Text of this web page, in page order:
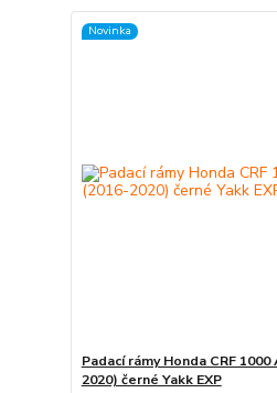
Novinka
Padací rámy Honda CRF
2020) černé Yakk EXP